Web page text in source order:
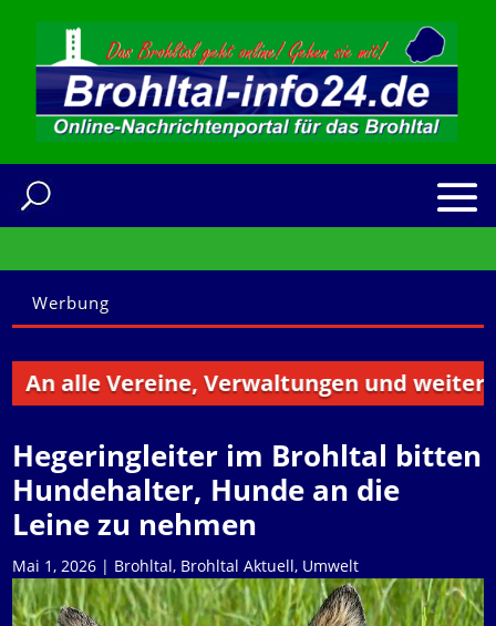
Werbung
alle Vereine, Verwaltungen und weitere
Hegeringleiter im Brohltal bitten
Hundehalter, Hunde an die
Leine zu nehmen
Mai 1, 2026 | Brohltal, Brohltal Aktuell, Umwelt